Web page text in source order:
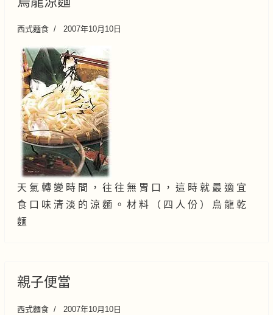
西式麵食 2007年10月10日
天 氣 轉 變 時 間 ， 往 往 無 胃 口 ， 這 時 就 最 適 宜
食 口 味 清 淡 的 涼 麵 。 材 料 （ 四 人 份 ） 烏 龍 乾
麵
親子便當
西式麵食 2007年10月10日